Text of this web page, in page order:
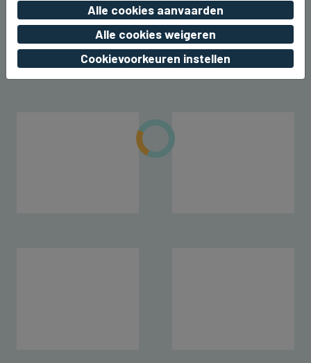
Vandaag vierde opnamedag voor
Zomerhit in Blankenberge
wo 05 augustus 2026, 13:46
Alle cookies aanvaarden
Alle cookies weigeren
Cookievoorkeuren instellen